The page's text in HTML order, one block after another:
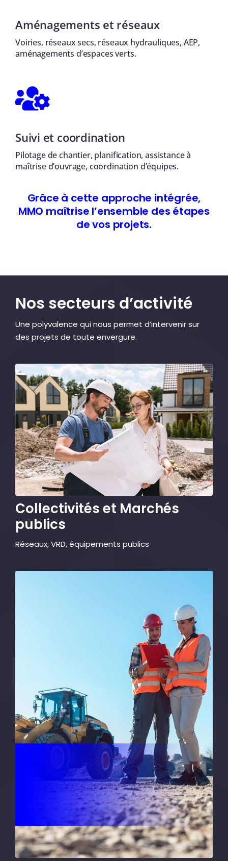
Aménagements et réseaux
Voiries, réseaux secs, réseaux hydrauliques, AEP,
aménagements d’espaces verts.
Suivi et coordination
Pilotage de chantier, planification, assistance à
maîtrise d’ouvrage, coordination d’équipes.
Grâce à cette approche intégrée,
MMO maîtrise l’ensemble des étapes
de vos projets.
Nos secteurs d’activité
Une polyvalence qui nous permet d’intervenir sur
des projets de toute envergure.
Collectivités et Marchés
publics
Réseaux, VRD, équipements publics